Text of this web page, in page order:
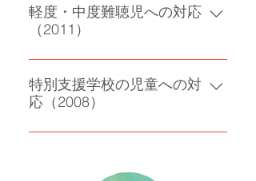
善
軽度・中度難聴児への対応
（2011）
補聴器補助制度の認可要求
特別支援学校の児童への対
応（2008）
放課後支援・設備・スタッフの強